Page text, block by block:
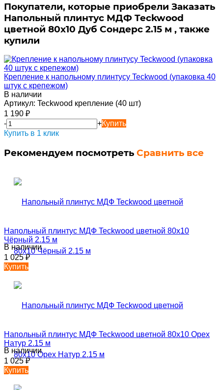
Покупатели, которые приобрели Заказать
Напольный плинтус МДФ Teckwood
цветной 80х10 Дуб Сондерс 2.15 м , также
купили
Крепление к напольному плинтусу Teckwood (упаковка 40
штук с крепежом)
В наличии
Артикул: Teckwood крепление (40 шт)
1 190 ₽
-
+Купить
Купить в 1 клик
Рекомендуем посмотреть Сравнить все
Напольный плинтус МДФ Teckwood цветной 80х10
Чёрный 2.15 м
В наличии
1 025₽
Купить
Напольный плинтус МДФ Teckwood цветной 80х10 Орех
Натур 2.15 м
В наличии
1 025₽
Купить